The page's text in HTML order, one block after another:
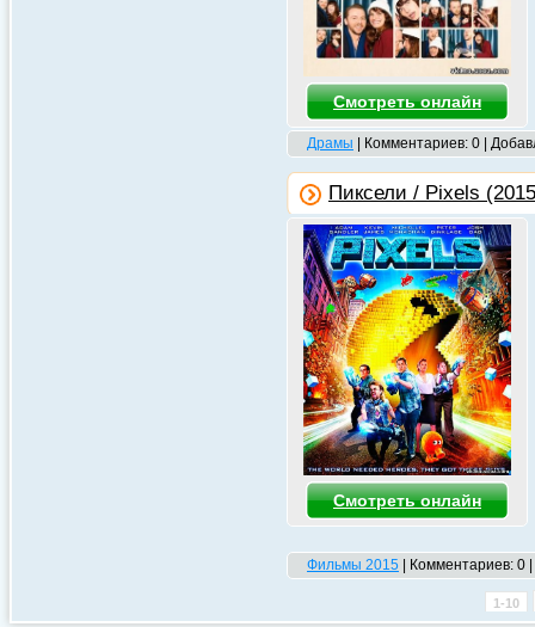
Смотреть онлайн
Драмы | Комментариев: 0 |
Пиксели / Pixels
Смотреть онлайн
Фильмы 2015 | Комментариев: 0
1-10